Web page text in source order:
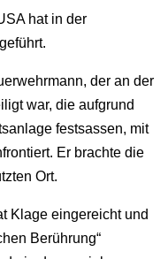
hat in der
der an der
war, die aufgrund
festsassen, mit
Er brachte die
Ort.
Klage eingereicht und
Berührung“